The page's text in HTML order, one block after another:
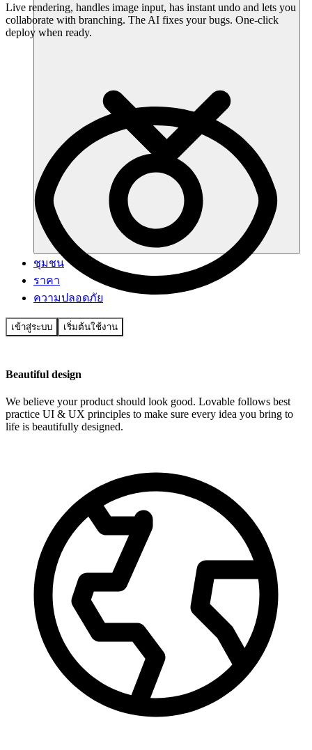
ชุมชน
ราคา
ความปลอดภัย
เข้าสู่ระบบ เริ่มต้นใช้งาน
Live rendering, handles image input, has instant undo and lets you
collaborate with branching. The AI fixes your bugs. One-click
deploy when ready.
Beautiful design
We believe your product should look good. Lovable follows best
practice UI & UX principles to make sure every idea you bring to
life is beautifully designed.